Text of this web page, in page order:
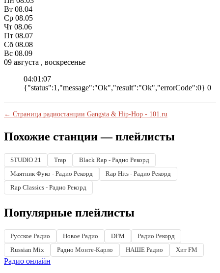
Вт 08.04
Ср 08.05
Чт 08.06
Пт 08.07
Сб 08.08
Вс 08.09
09 августа , воскресенье
04:01:07
{"status":1,"message":"Ok","result":"Ok","errorCode":0} 0
← Страница радиостанции Gangsta & Hip-Hop - 101.ru
Похожие станции — плейлисты
STUDIO 21 Trap
Black Rap - Радио Рекорд
Маятник Фуко - Радио Рекорд
Rap Hits - Радио Рекорд
Rap Classics - Радио Рекорд
Популярные плейлисты
Русское Радио Новое Радио DFM
Радио Рекорд
Russian Mix
Радио Монте-Карло НАШЕ Радио Хит FM
Радио онлайн